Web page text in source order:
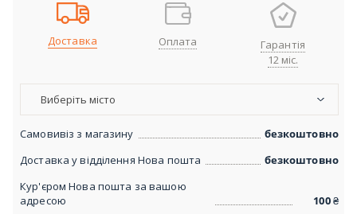
Доставка Оплата
Гарантія
12 міс.
Виберіть місто
Самовивіз з магазину
безкоштовно
Доставка у відділення Нова пошта
безкоштовно
Кур'єром Нова пошта за вашою
адресою
100₴